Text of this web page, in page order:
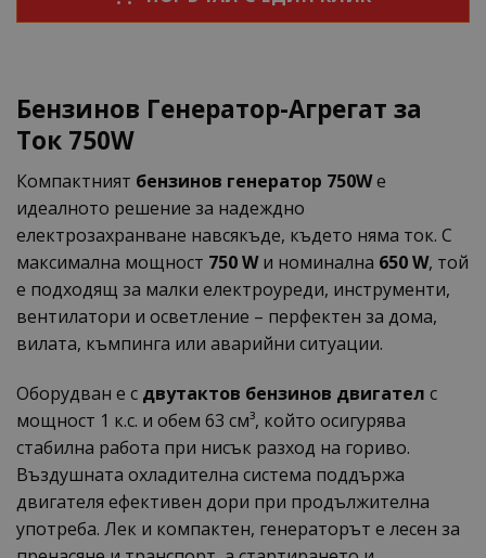
Бензинов Генератор-Агрегат за
Ток 750W
Компактният бензинов генератор 750Wе
идеалното решение за надеждно
електрозахранване навсякъде, където няма ток. С
максимална мощност 750 Wи номинална 650 W, той
е подходящ за малки електроуреди, инструменти,
вентилатори и осветление – перфектен за дома,
вилата, къмпинга или аварийни ситуации.
Оборудван е с двутактов бензинов двигател с
мощност 1 к.с. и обем 63 см³, който осигурява
стабилна работа при нисък разход на гориво.
Въздушната охладителна система поддържа
двигателя ефективен дори при продължителна
употреба. Лек и компактен, генераторът е лесен за